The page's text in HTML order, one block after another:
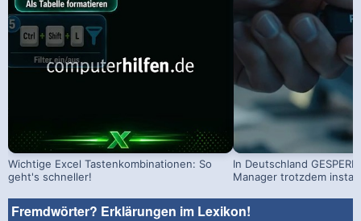
Wichtige Excel Tastenkombinationen: So
geht's schneller!
In Deutschland
Manager trotzdem
Fremdwörter? Erklärungen im Lexikon!